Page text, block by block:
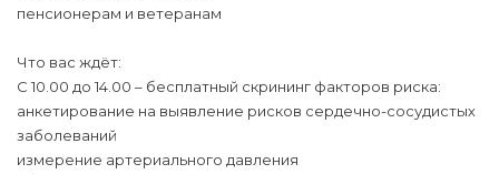
пенсионерам и ветеранам
Что вас ждёт:
С 10.00 до 14.00 – бесплатный скрининг факторов риска:
анкетирование на выявление рисков сердечно-сосудистых
заболеваний
измерение артериального давления